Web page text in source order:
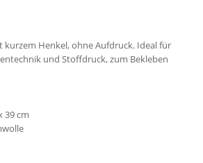
kurzem Henkel, ohne Aufdruck. Ideal für
und Stoffdruck, zum Bekleben
39 cm